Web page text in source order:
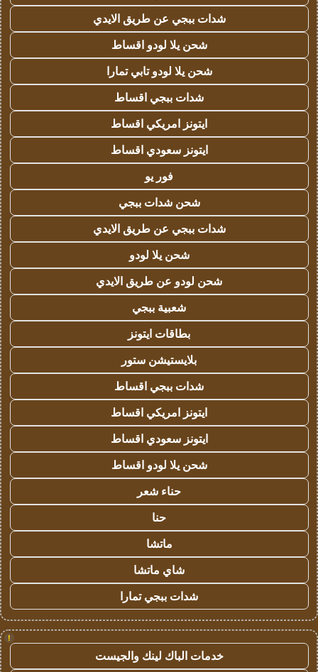
شدات ببجي عن طريق الايدي
شحن يلا لودو اقساط
شحن يلا لودو تابي تمارا
شدات ببجي اقساط
ايتونز امريكي اقساط
ايتونز سعودي اقساط
فور يو
شحن شدات ببجي
شدات ببجي عن طريق الايدي
شحن يلا لودو
شحن لودو عن طريق الايدي
شعبية ببجي
بطاقات ايتونز
بلايستيشن ستور
شدات ببجي اقساط
ايتونز امريكي اقساط
ايتونز سعودي اقساط
شحن يلا لودو اقساط
حناء شعر
حنا
ماتشا
شاي ماتشا
شدات ببجي تمارا
!
خدمات الباك لينك والجيست